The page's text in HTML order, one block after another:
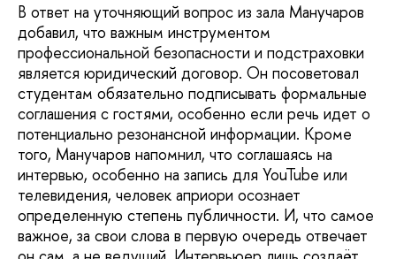
В ответ на уточняющий вопрос из зала Манучаров
добавил, что важным инструментом
профессиональной безопасности и подстраховки
является юридический договор. Он посоветовал
студентам обязательно подписывать формальные
соглашения с гостями, особенно если речь идет о
потенциально резонансной информации. Кроме
того, Манучаров напомнил, что соглашаясь на
интервью, особенно на запись для YouTube или
телевидения, человек априори осознает
определенную степень публичности. И, что самое
важное, за свои слова в первую очередь отвечает